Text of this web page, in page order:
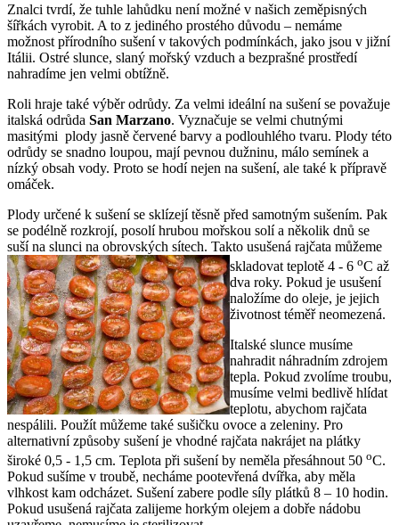
Znalci tvrdí, že tuhle lahůdku není možné v našich zeměpisných
šířkách vyrobit. A to z jediného prostého důvodu – nemáme
možnost přírodního sušení v takových podmínkách, jako jsou v jižní
Itálii. Ostré slunce, slaný mořský vzduch a bezprašné prostředí
nahradíme jen velmi obtížně.
Roli hraje také výběr odrůdy. Za velmi ideální na sušení se považuje
italská odrůda San Marzano. Vyznačuje se velmi chutnými
masitými plody jasně červené barvy a podlouhlého tvaru. Plody této
odrůdy se snadno loupou, mají pevnou dužninu, málo semínek a
nízký obsah vody. Proto se hodí nejen na sušení, ale také k přípravě
omáček.
Plody určené k sušení se sklízejí těsně před samotným sušením. Pak
se podélně rozkrojí, posolí hrubou mořskou solí a několik dnů se
suší na slunci na obrovských sítech. Takto usušená rajčata můžeme
skladovat teplotě 4 - 6 oC až
dva roky. Pokud je usušení
naložíme do oleje, je jejich
životnost téměř neomezená.
Italské slunce musíme
nahradit náhradním zdrojem
tepla. Pokud zvolíme troubu,
musíme velmi bedlivě hlídat
teplotu, abychom rajčata
nespálili. Použít můžeme také sušičku ovoce a zeleniny. Pro
alternativní způsoby sušení je vhodné rajčata nakrájet na plátky
široké 0,5 - 1,5 cm. Teplota při sušení by neměla přesáhnout 50 oC.
Pokud sušíme v troubě, necháme pootevřená dvířka, aby měla
vlhkost kam odcházet. Sušení zabere podle síly plátků 8 – 10 hodin.
Pokud usušená rajčata zalijeme horkým olejem a dobře nádobu